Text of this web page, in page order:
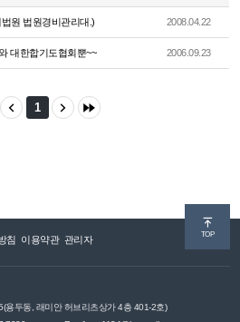
원 법원경비관리대.) 2008.04.22
대한합기도협회뿐~~ 2006.09.23
1
침 이용약관 관리자 TOP
용두동, 래미안 허브리츠상가 4층 401-2호)